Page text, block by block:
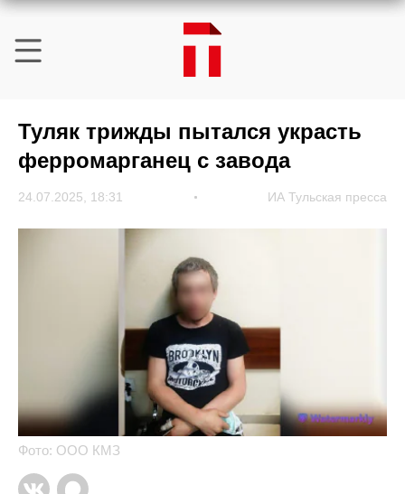
Туляк трижды пытался украсть
ферромарганец с завода
24.07.2025, 18:31 ИА Тульская пресса
Фото: ООО КМЗ